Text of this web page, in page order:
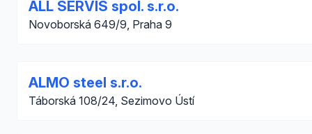
ALL SERVIS spol. s.r.o.
Novoborská 649/9, Praha 9
ALMO steel s.r.o.
Táborská 108/24, Sezimovo Ústí